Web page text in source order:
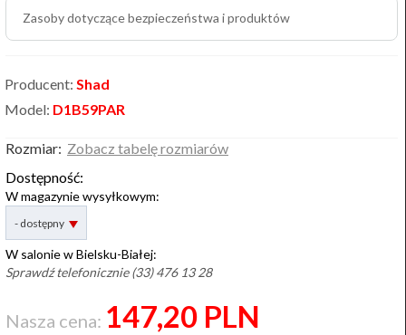
Zasoby dotyczące bezpieczeństwa i produktów
Producent: Shad
Model: D1B59PAR
Rozmiar: Zobacz tabelę rozmiarów
Dostępność:
W magazynie wysyłkowym:
- dostępny
W salonie w Bielsku-Białej:
Sprawdź telefonicznie (33) 476 13 28
Nasza cena: 147,20 PLN